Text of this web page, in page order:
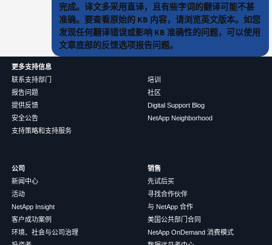
完成。译文多采用直译，且有些字词的翻译可能不甚
准确。要查看原始的 KB 内容，请浏览英文版本。如您
发现任何翻译错误或影响 KB 准确性的问题，可以使用
文章底部的反馈选项报告问题。
更多支持信息
联系支持部门
报告问题
提供反馈
安全公告
支持策略和支持服务
培训
社区
Digital Support Blog
NetApp Neighborhood
公司
新闻中心
活动
NetApp Insight
客户成功案例
环境、社会与公司治理
销售
先试后买
寻找合作伙伴
与 NetApp 合作
美国公共部门合同
NetApp OnDemand 消费模式